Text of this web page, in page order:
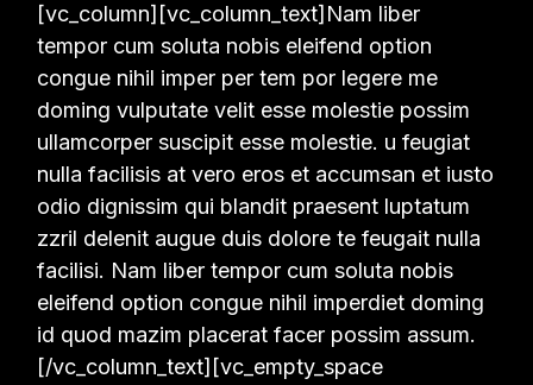
[vc_column][vc_column_text]Nam liber
tempor cum soluta nobis eleifend option
congue nihil imper per tem por legere me
doming vulputate velit esse molestie possim
ullamcorper suscipit esse molestie. u feugiat
nulla facilisis at vero eros et accumsan et iusto
odio dignissim qui blandit praesent luptatum
zzril delenit augue duis dolore te feugait nulla
facilisi. Nam liber tempor cum soluta nobis
eleifend option congue nihil imperdiet doming
id quod mazim placerat facer possim assum.
[/vc_column_text][vc_empty_space